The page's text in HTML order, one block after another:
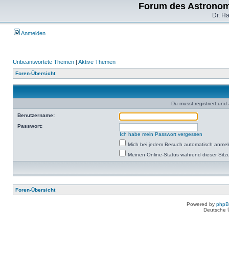
Forum des
Dr.
Anmelden
Unbeantwortete Themen | Aktive Themen
Foren-Übersicht
Du musst registriert
Benutzername:
Passwort:
Ich habe mein Passwort vergessen
Mich bei jedem Besuch automatisch
Meinen Online-Status während dieser
Foren-Übersicht
Powered by
Deutsche